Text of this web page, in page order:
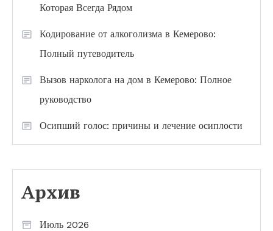
Которая Всегда Рядом
Кодирование от алкоголизма в Кемерово:
Полный путеводитель
Вызов нарколога на дом в Кемерово: Полное
руководство
Осипший голос: причины и лечение осиплости
Архив
Июль 2026